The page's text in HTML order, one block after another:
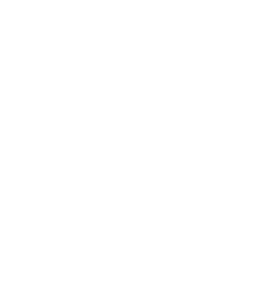
Slovenská
náskok a bronz
do Argentíny, denník
jeho otca